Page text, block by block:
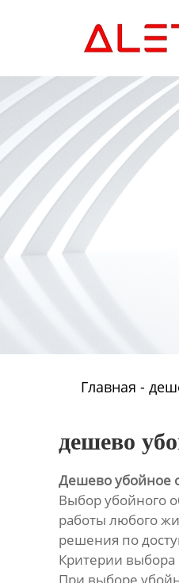
Новости
О Hас
Контакты
Главная -
дешево
Дешево убойное
Выбор убойного
работы любого
решения по
Критерии выбора